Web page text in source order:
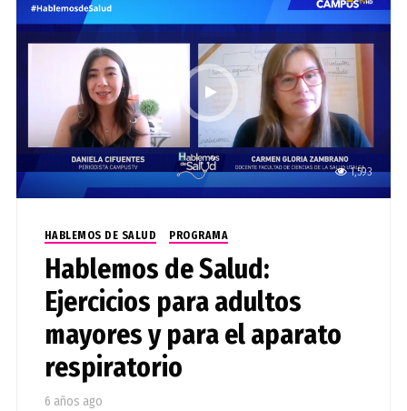
1,593
HABLEMOS DE SALUD PROGRAMA
Hablemos de Salud:
Ejercicios para adultos
mayores y para el aparato
respiratorio
6 años ago